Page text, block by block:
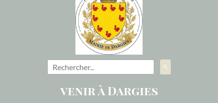
search
venir à Dargies